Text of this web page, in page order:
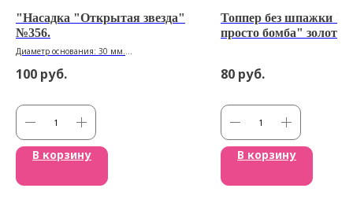
"Насадка "Открытая звезда"
№356.
Диаметр основания: 30 мм.
Высота насадки: 50 мм.
100 руб.
В корзину
Топпер без шпажки
просто бомба"
80 руб.
В корзину